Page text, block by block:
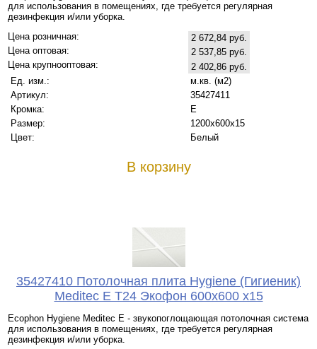
для использования в помещениях, где требуется регулярная
дезинфекция и/или уборка.
Цена розничная:
2 672,84 руб.
Цена оптовая:
2 537,85 руб.
Цена крупнооптовая:
2 402,86 руб.
Ед. изм.:
м.кв. (м2)
Артикул:
35427411
Кромка:
Е
Размер:
1200х600x15
Цвет:
Белый
В корзину
35427410 Потолочная плита Hygiene (Гигиеник)
Meditec Е T24 Экофон 600x600 x15
Ecophon Hygiene Meditec E - звукопоглощающая потолочная система
для использования в помещениях, где требуется регулярная
дезинфекция и/или уборка.